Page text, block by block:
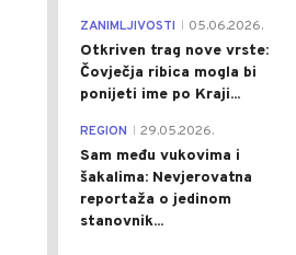
ZANIMLJIVOSTI 05.06.2026.
Otkriven trag nove vrste:
Čovječja ribica mogla bi
ponijeti ime po Kraji...
REGION 29.05.2026.
Sam među vukovima i
šakalima: Nevjerovatna
reportaža o jedinom
stanovnik...